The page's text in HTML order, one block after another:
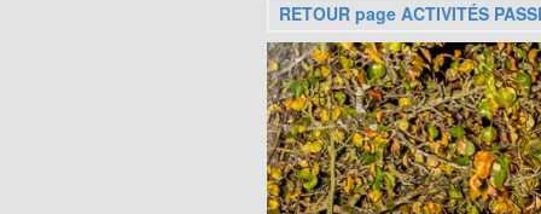
RETOUR page ACTIVITÉS